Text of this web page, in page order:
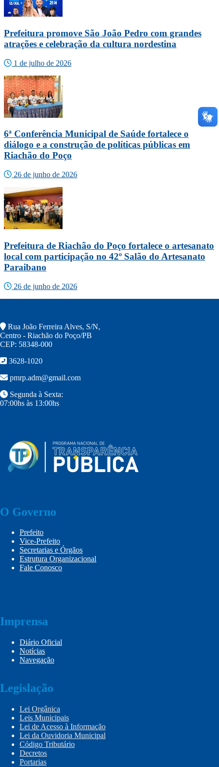
Prefeitura promove São João Pedro com grandes
atrações e celebração da cultura nordestina
1 de julho de 2026
6ª Conferência Municipal de Saúde fortalece o
diálogo e a construção de políticas públicas em
Riachão do Poço
26 de junho de 2026
Prefeitura de Riachão do Poço fortalece o artesanato
local com participação no 42º Salão do Artesanato
Paraibano
26 de junho de 2026
Rua João Ferreira Alves, S/N,
Centro - Riachão do Poço/PB
CEP: 58348-000
3628-1020
pmrp.adm@gmail.com
Segunda à Sexta:
07:00hs às 13:00hs
O Governo
Prefeito
Vice-Prefeito
Secretarias e Órgãos
Estrutura Organizacional
Fale Conosco
Imprensa
Diário Oficial
Notícias
Navegação
Legislação
Lei Orgânica
Leis Municipais
Lei de Acesso à Informação
Lei da Ouvidoria Municipal
Código Tributário
Decretos
Portarias